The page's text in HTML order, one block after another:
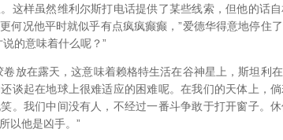
这样虽然维利尔斯打电话提供了某些线索，但他的话
何况他平时就似乎有点疯疯癫癫，”爱德华得意地停住
的意味着什么呢？”
在露天，这意味着赖格特生活在谷神星上，斯坦利
谈起在地球上很难适应的困难呢。在我们的天体上，
。我们中间没有人，不经过一番斗争敢于打开窗子。
以他是凶手。”